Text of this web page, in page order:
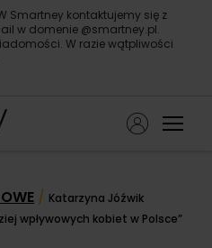
Smartney kontaktujemy się z
w domenie @smartney.pl.
W razie wątpliwości
/ Katarzyna Jóźwik
wpływowych kobiet w Polsce”